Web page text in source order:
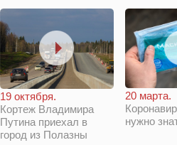
19 октября.
Кортеж Владимира
Путина приехал в
город из Полазны
20 марта.
нужно